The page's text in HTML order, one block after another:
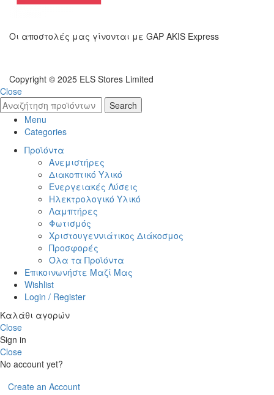
Οι αποστολές μας γίνονται με GAP AKIS Express
Copyright © 2025 ELS Stores Limited
Close
Search
Menu
Categories
Προϊόντα
Ανεμιστήρες
Διακοπτικό Υλικό
Ενεργειακές Λύσεις
Ηλεκτρολογικό Υλικό
Λαμπτήρες
Φωτισμός
Χριστουγεννιάτικος Διάκοσμος
Προσφορές
Όλα τα Προϊόντα
Επικοινωνήστε Μαζί Μας
Wishlist
Login / Register
Καλάθι αγορών
Close
Sign in
Close
No account yet?
Create an Account